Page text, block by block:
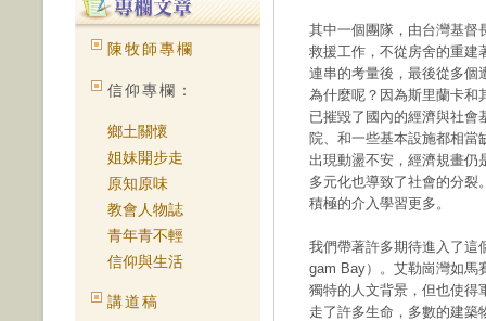
陳牧師專欄
信仰專欄：
鄉土關懷
姐妹開步走
原知原味
教會人物誌
青年青不輕
信仰與生活
講道稿
其中一個團隊，由台灣基督
救援工作，不從房舍的重建
連串的考量後，最後從多個
為什麼呢？因為斯里蘭卡和
已摧毀了國內的經濟與社會
院、和一些基本設施都相當
出現動盪不安，經濟規畫仍
多元化也導致了社會的分裂
積極的介入學習更多。
我們帶著許多期待進入了
gam Bay）。艾勒崗灣如馬
獨特的人文背景，但也使得
走了許多生命，多數的建築